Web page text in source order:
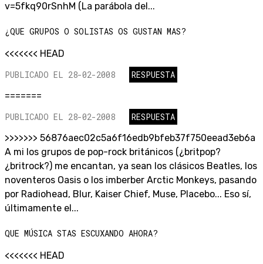
v=5fkq90rSnhM (La parábola del...
¿QUE GRUPOS O SOLISTAS OS GUSTAN MAS?
<<<<<<< HEAD
PUBLICADO EL 28-02-2008
RESPUESTA
=======
PUBLICADO EL 28-02-2008
RESPUESTA
>>>>>>> 56876aec02c5a6f16edb9bfeb37f750eead3eb6a
A mi los grupos de pop-rock británicos (¿britpop?
¿britrock?) me encantan, ya sean los clásicos Beatles, los
noventeros Oasis o los imberber Arctic Monkeys, pasando
por Radiohead, Blur, Kaiser Chief, Muse, Placebo... Eso sí,
últimamente el...
QUE MÚSICA STAS ESCUXANDO AHORA?
<<<<<<< HEAD